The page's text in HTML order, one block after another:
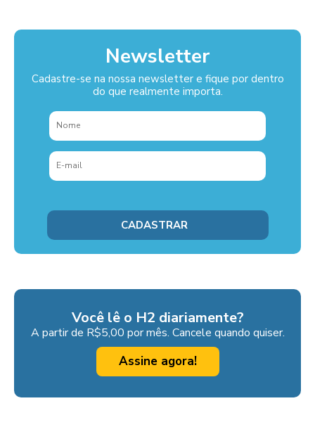
Newsletter
Cadastre-se na nossa newsletter e fique por dentro
do que realmente importa.
Você lê o H2 diariamente?
A partir de R$5,00 por mês. Cancele quando quiser.
Assine agora!